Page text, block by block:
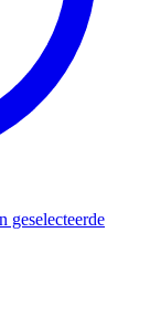
geselecteerde